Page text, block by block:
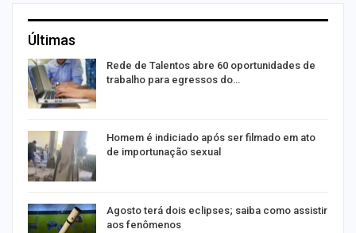
Últimas
Rede de Talentos abre 60 oportunidades de
trabalho para egressos do…
Homem é indiciado após ser filmado em ato
de importunação sexual
Agosto terá dois eclipses; saiba como assistir
aos fenômenos